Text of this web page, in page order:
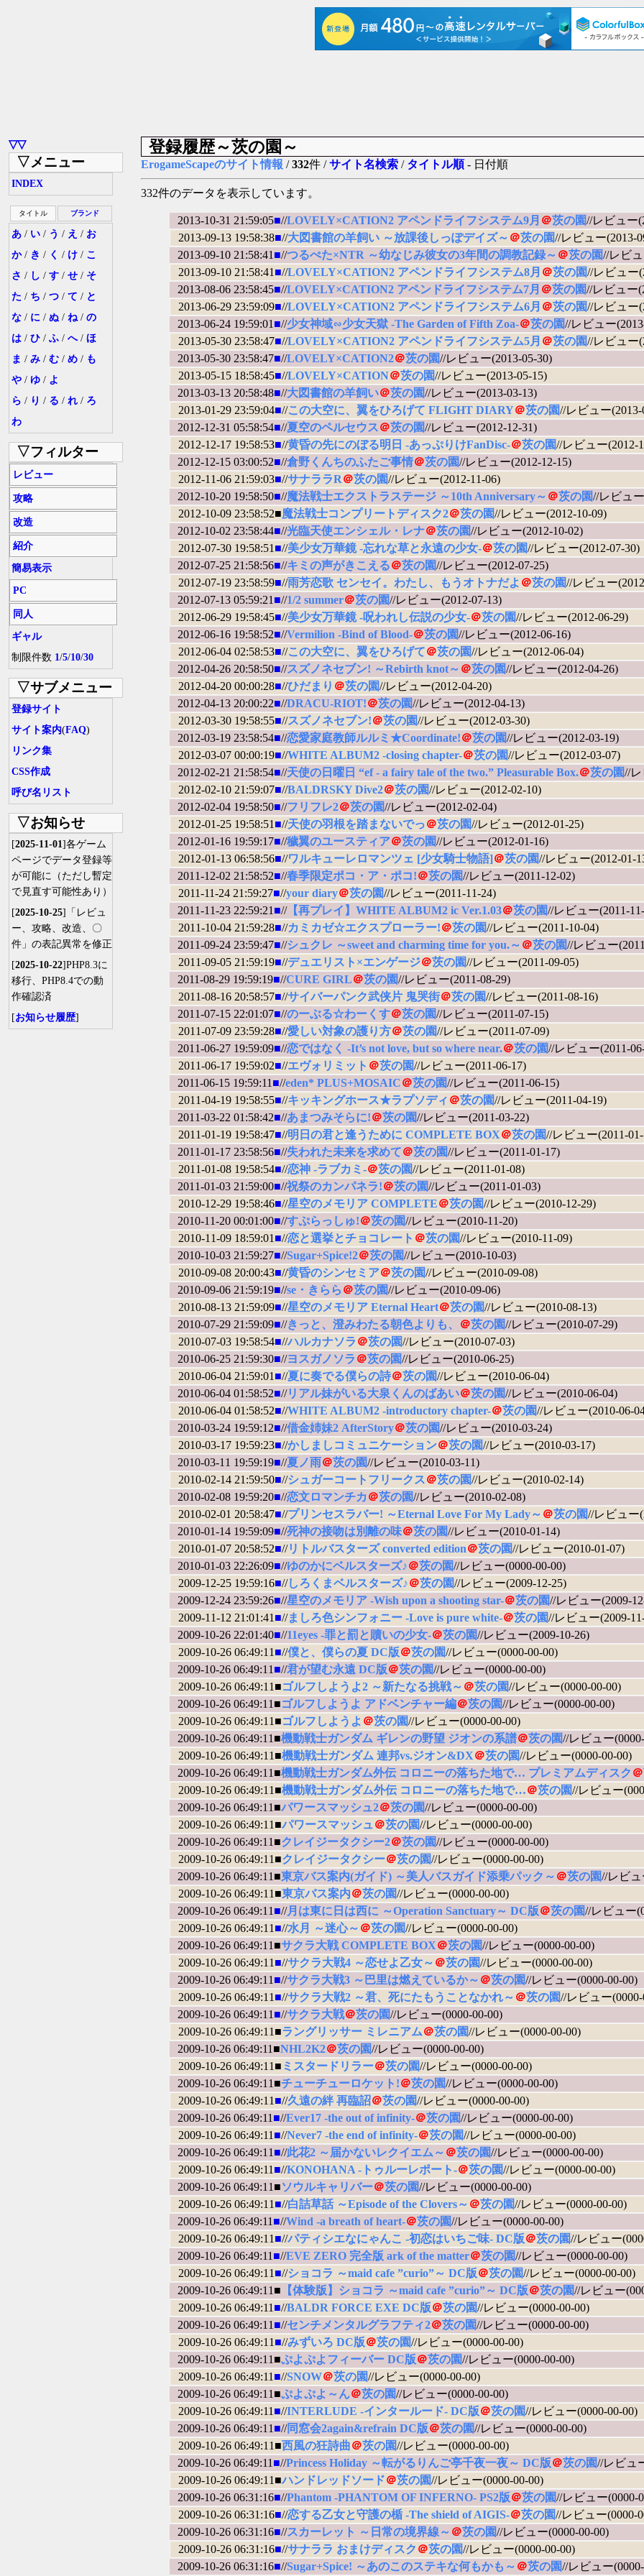
▽▽
▽メニュー
INDEX
タイトル ブランド
あ / い / う / え / お
か/ き / く / け / こ
さ / し / す / せ / そ
た / ち / つ / て / と
な / に / ぬ / ね / の
は / ひ / ふ / へ/ ほ
ま / み / む / め / も
や / ゆ / よ
ら / り / る / れ / ろ
わ
▽フィルター
レビュー
攻略
改造
紹介
簡易表示
PC
同人
ギャル
制限件数 1/5/10/30
▽サブメニュー
登録サイト
サイト案内(FAQ)
リンク集
CSS作成
呼び名リスト
▽お知らせ
[2025-11-01]各ゲーム
ページでデータ登録等
が可能に（ただし暫定
で見直す可能性あり）
[2025-10-25]「レビュ
ー、攻略、改造、〇
件」の表記異常を修正
[2025-10-22]PHP8.3に
移行、PHP8.4での動
作確認済
[お知らせ履歴]
登録履歴～茨の園～
ErogameScapeのサイト情報 /332件 /サイト名検索 / タイトル順- 日付順
332件のデータを表示しています。
2013-10-31 21:59:05■//LOVELY×CATION2 アペンドライフシステム9月 ＠茨の園//レビュー
2013-09-13 19:58:38■//大図書館の羊飼い ～放課後しっぽデイズ～ ＠茨の園//レビュー(2013-
2013-09-10 21:58:41 ■//つるぺた×NTR ～幼なじみ彼女の3年間の調教記録～ ＠茨の園//レビ
2013-09-10 21:58:41 ■//LOVELY×CATION2 アペンドライフシステム8月 ＠茨の園//レビュー
2013-08-06 23:58:45■//LOVELY×CATION2 アペンドライフシステム7月 ＠茨の園//レビュー
2013-06-29 23:59:09■//LOVELY×CATION2 アペンドライフシステム6月 ＠茨の園//レビュー
2013-06-24 19:59:01 ■//少女神域∽少女天獄 -The Garden of Fifth Zoa-＠茨の園//レビュー
2013-05-30 23:58:47■//LOVELY×CATION2 アペンドライフシステム5月 ＠茨の園//レビュー
2013-05-30 23:58:47■//LOVELY×CATION2＠茨の園//レビュー(2013-05-30)
2013-05-15 18:58:45■//LOVELY×CATION＠茨の園//レビュー(2013-05-15)
2013-03-13 20:58:48■//大図書館の羊飼い＠茨の園//レビュー(2013-03-13)
2013-01-29 23:59:04■//この大空に、翼をひろげて FLIGHT DIARY＠茨の園//レビュー(2013-
2012-12-31 05:58:54■//夏空のペルセウス＠茨の園//レビュー(2012-12-31)
2012-12-17 19:58:53■//黄昏の先にのぼる明日 -あっぷりけFanDisc-＠茨の園//レビュー(2012-
2012-12-15 03:00:52■//倉野くんちのふたご事情＠茨の園//レビュー(2012-12-15)
2012-11-06 21:59:03■//サナララR＠茨の園//レビュー(2012-11-06)
2012-10-20 19:58:50■//魔法戦士エクストラステージ ～10th Anniversary～ ＠茨の園//レビュ
2012-10-09 23:58:52■魔法戦士コンプリートディスク2＠茨の園//レビュー(2012-10-09)
2012-10-02 23:58:44■//光臨天使エンシェル・レナ＠茨の園//レビュー(2012-10-02)
2012-07-30 19:58:51 ■//美少女万華鏡 -忘れな草と永遠の少女-＠茨の園//レビュー(2012-07-30)
2012-07-25 21:58:56■//キミの声がきこえる＠茨の園//レビュー(2012-07-25)
2012-07-19 23:58:59■//雨芳恋歌 センセイ。わたし、もうオトナだよ ＠茨の園//レビュー
2012-07-13 05:59:21 ■//1/2 summer＠茨の園//レビュー(2012-07-13)
2012-06-29 19:58:45■//美少女万華鏡 -呪われし伝説の少女-＠茨の園//レビュー(2012-06-29)
2012-06-16 19:58:52■//Vermilion -Bind of Blood-＠茨の園//レビュー(2012-06-16)
2012-06-04 02:58:53■//この大空に、翼をひろげて＠茨の園//レビュー(2012-06-04)
2012-04-26 20:58:50■//スズノネセブン! ～Rebirth knot～ ＠茨の園//レビュー(2012-04-26)
2012-04-20 00:00:28■//ひだまり ＠茨の園//レビュー(2012-04-20)
2012-04-13 20:00:22■//DRACU-RIOT!＠茨の園//レビュー(2012-04-13)
2012-03-30 19:58:55■//スズノネセブン!＠茨の園//レビュー(2012-03-30)
2012-03-19 23:58:54■//恋愛家庭教師ルルミ★Coordinate!＠茨の園//レビュー(2012-03-19)
2012-03-07 00:00:19■//WHITE ALBUM2 -closing chapter-＠茨の園//レビュー(2012-03-07)
2012-02-21 21:58:54■//天使の日曜日 “ef - a fairy tale of the two.” Pleasurable Box.＠茨の園//レ
2012-02-10 21:59:07■//BALDRSKY Dive2＠茨の園//レビュー(2012-02-10)
2012-02-04 19:58:50■//フリフレ2＠茨の園//レビュー(2012-02-04)
2012-01-25 19:58:51 ■//天使の羽根を踏まないでっ＠茨の園//レビュー(2012-01-25)
2012-01-16 19:59:17■//穢翼のユースティア＠茨の園//レビュー(2012-01-16)
2012-01-13 06:58:56■//ワルキューレロマンツェ [少女騎士物語]＠茨の園//レビュー(2012-01-
2011-12-02 21:58:52■//春季限定ポコ・ア・ポコ!＠茨の園//レビュー(2011-12-02)
2011-11-24 21:59:27■//your diary＠茨の園//レビュー(2011-11-24)
2011-11-23 22:59:21 ■//【再プレイ】WHITE ALBUM2 ic Ver.1.03＠茨の園//レビュー(2011-
2011-10-04 21:59:28■//カミカゼ☆エクスプローラー!＠茨の園//レビュー(2011-10-04)
2011-09-24 23:59:47■//シュクレ ～sweet and charming time for you.～ ＠茨の園//レビュー
2011-09-05 21:59:19■//デュエリスト×エンゲージ＠茨の園//レビュー(2011-09-05)
2011-08-29 19:59:19■//CURE GIRL＠茨の園//レビュー(2011-08-29)
2011-08-16 20:58:57■//サイバーパンク武侠片 鬼哭街＠茨の園//レビュー(2011-08-16)
2011-07-15 22:01:07■//のーぶる☆わーくす＠茨の園//レビュー(2011-07-15)
2011-07-09 23:59:28■//愛しい対象の護り方＠茨の園//レビュー(2011-07-09)
2011-06-27 19:59:09■//恋ではなく -It’s not love, but so where near.＠茨の園//レビュー(2011-
2011-06-17 19:59:02■//エヴォリミット ＠茨の園//レビュー(2011-06-17)
2011-06-15 19:59:11 ■//eden* PLUS+MOSAIC＠茨の園//レビュー(2011-06-15)
2011-04-19 19:58:55■//キッキングホース★ラプソディ ＠茨の園//レビュー(2011-04-19)
2011-03-22 01:58:42■//あまつみそらに!＠茨の園//レビュー(2011-03-22)
2011-01-19 19:58:47■//明日の君と逢うために COMPLETE BOX＠茨の園//レビュー(2011-
2011-01-17 23:58:56■//失われた未来を求めて＠茨の園//レビュー(2011-01-17)
2011-01-08 19:58:54■//恋神 ‐ラブカミ‐＠茨の園//レビュー(2011-01-08)
2011-01-03 21:59:00■//祝祭のカンパネラ!＠茨の園//レビュー(2011-01-03)
2010-12-29 19:58:46■//星空のメモリア COMPLETE＠茨の園//レビュー(2010-12-29)
2010-11-20 00:01:00■//すぷらっしゅ!＠茨の園//レビュー(2010-11-20)
2010-11-09 18:59:01 ■//恋と選挙とチョコレート ＠茨の園//レビュー(2010-11-09)
2010-10-03 21:59:27■//Sugar+Spice!2＠茨の園//レビュー(2010-10-03)
2010-09-08 20:00:43■//黄昏のシンセミア＠茨の園//レビュー(2010-09-08)
2010-09-06 21:59:19■//se・きらら ＠茨の園//レビュー(2010-09-06)
2010-08-13 21:59:09■//星空のメモリア Eternal Heart＠茨の園//レビュー(2010-08-13)
2010-07-29 21:59:09■//きっと、澄みわたる朝色よりも、 ＠茨の園//レビュー(2010-07-29)
2010-07-03 19:58:54■//ハルカナソラ ＠茨の園//レビュー(2010-07-03)
2010-06-25 21:59:30■//ヨスガノソラ ＠茨の園//レビュー(2010-06-25)
2010-06-04 21:59:01 ■//夏に奏でる僕らの詩＠茨の園//レビュー(2010-06-04)
2010-06-04 01:58:52■//リアル妹がいる大泉くんのばあい＠茨の園//レビュー(2010-06-04)
2010-06-04 01:58:52■//WHITE ALBUM2 -introductory chapter-＠茨の園//レビュー(2010-06-
2010-03-24 19:59:12■//借金姉妹2 AfterStory＠茨の園//レビュー(2010-03-24)
2010-03-17 19:59:23■//かしましコミュニケーション＠茨の園//レビュー(2010-03-17)
2010-03-11 19:59:19■//夏ノ雨＠茨の園//レビュー(2010-03-11)
2010-02-14 21:59:50■//シュガーコートフリークス＠茨の園//レビュー(2010-02-14)
2010-02-08 19:59:20■//恋文ロマンチカ ＠茨の園//レビュー(2010-02-08)
2010-02-01 20:58:47■//プリンセスラバー! ～Eternal Love For My Lady～ ＠茨の園//レビュー
2010-01-14 19:59:09■//死神の接吻は別離の味＠茨の園//レビュー(2010-01-14)
2010-01-07 20:58:52■//リトルバスターズ converted edition＠茨の園//レビュー(2010-01-07)
2010-01-03 22:26:09■//ゆのかにベルスターズ♪＠茨の園//レビュー(0000-00-00)
2009-12-25 19:59:16■//しろくまベルスターズ♪＠茨の園//レビュー(2009-12-25)
2009-12-24 23:59:26■//星空のメモリア -Wish upon a shooting star-＠茨の園//レビュー(2009-
2009-11-12 21:01:41 ■//ましろ色シンフォニー -Love is pure white-＠茨の園//レビュー(2009-
2009-10-26 22:01:40■//11eyes -罪と罰と贖いの少女-＠茨の園//レビュー(2009-10-26)
2009-10-26 06:49:11 ■//僕と、僕らの夏 DC版＠茨の園//レビュー(0000-00-00)
2009-10-26 06:49:11 ■//君が望む永遠 DC版＠茨の園//レビュー(0000-00-00)
2009-10-26 06:49:11■ゴルフしようよ2 ～新たなる挑戦～ ＠茨の園//レビュー(0000-00-00)
2009-10-26 06:49:11■ゴルフしようよ アドベンチャー編＠茨の園//レビュー(0000-00-00)
2009-10-26 06:49:11■ゴルフしようよ ＠茨の園//レビュー(0000-00-00)
2009-10-26 06:49:11■機動戦士ガンダム ギレンの野望 ジオンの系譜＠茨の園//レビュー
2009-10-26 06:49:11■機動戦士ガンダム 連邦vs.ジオン&DX＠茨の園//レビュー(0000-00-00)
2009-10-26 06:49:11■機動戦士ガンダム外伝 コロニーの落ちた地で… プレミアムディスク ＠
2009-10-26 06:49:11■機動戦士ガンダム外伝 コロニーの落ちた地で…＠茨の園//レビュー
2009-10-26 06:49:11■パワースマッシュ2＠茨の園//レビュー(0000-00-00)
2009-10-26 06:49:11■パワースマッシュ ＠茨の園//レビュー(0000-00-00)
2009-10-26 06:49:11■クレイジータクシー2＠茨の園//レビュー(0000-00-00)
2009-10-26 06:49:11■クレイジータクシー＠茨の園//レビュー(0000-00-00)
2009-10-26 06:49:11■東京バス案内(ガイド) ～美人バスガイド添乗パック～ ＠茨の園//レビュ
2009-10-26 06:49:11■東京バス案内＠茨の園//レビュー(0000-00-00)
2009-10-26 06:49:11 ■//月は東に日は西に ～Operation Sanctuary～ DC版＠茨の園//レビュー
2009-10-26 06:49:11 ■//水月 ～迷心～ ＠茨の園//レビュー(0000-00-00)
2009-10-26 06:49:11■サクラ大戦 COMPLETE BOX＠茨の園//レビュー(0000-00-00)
2009-10-26 06:49:11 ■//サクラ大戦4 ～恋せよ乙女～ ＠茨の園//レビュー(0000-00-00)
2009-10-26 06:49:11 ■//サクラ大戦3 ～巴里は燃えているか～ ＠茨の園//レビュー(0000-00-00)
2009-10-26 06:49:11 ■//サクラ大戦2 ～君、死にたもうことなかれ～ ＠茨の園//レビュー(0000-
2009-10-26 06:49:11 ■//サクラ大戦＠茨の園//レビュー(0000-00-00)
2009-10-26 06:49:11■ラングリッサー ミレニアム＠茨の園//レビュー(0000-00-00)
2009-10-26 06:49:11■NHL2K2＠茨の園//レビュー(0000-00-00)
2009-10-26 06:49:11■ ミスタードリラー＠茨の園//レビュー(0000-00-00)
2009-10-26 06:49:11■チューチューロケット!＠茨の園//レビュー(0000-00-00)
2009-10-26 06:49:11 ■//久遠の絆 再臨詔＠茨の園//レビュー(0000-00-00)
2009-10-26 06:49:11 ■//Ever17 -the out of infinity-＠茨の園//レビュー(0000-00-00)
2009-10-26 06:49:11 ■//Never7 -the end of infinity-＠茨の園//レビュー(0000-00-00)
2009-10-26 06:49:11 ■//此花2 ～届かないレクイエム～ ＠茨の園//レビュー(0000-00-00)
2009-10-26 06:49:11 ■//KONOHANA -トゥルーレポート-＠茨の園//レビュー(0000-00-00)
2009-10-26 06:49:11■ソウルキャリバー＠茨の園//レビュー(0000-00-00)
2009-10-26 06:49:11 ■//白詰草話 ～Episode of the Clovers～ ＠茨の園//レビュー(0000-00-00)
2009-10-26 06:49:11 ■//Wind -a breath of heart-＠茨の園//レビュー(0000-00-00)
2009-10-26 06:49:11 ■//パティシエなにゃんこ -初恋はいちご味- DC版＠茨の園//レビュー
2009-10-26 06:49:11 ■//EVE ZERO 完全版 ark of the matter＠茨の園//レビュー(0000-00-00)
2009-10-26 06:49:11 ■//ショコラ ～maid cafe ”curio”～ DC版＠茨の園//レビュー(0000-00-00)
2009-10-26 06:49:11■ 【体験版】ショコラ ～maid cafe ”curio”～ DC版＠茨の園//レビュー
2009-10-26 06:49:11 ■//BALDR FORCE EXE DC版＠茨の園//レビュー(0000-00-00)
2009-10-26 06:49:11 ■//センチメンタルグラフティ2＠茨の園//レビュー(0000-00-00)
2009-10-26 06:49:11 ■//みずいろ DC版＠茨の園//レビュー(0000-00-00)
2009-10-26 06:49:11■ぷよぷよフィーバー DC版＠茨の園//レビュー(0000-00-00)
2009-10-26 06:49:11 ■//SNOW＠茨の園//レビュー(0000-00-00)
2009-10-26 06:49:11■ぷよぷよ～ん＠茨の園//レビュー(0000-00-00)
2009-10-26 06:49:11 ■//INTERLUDE -インタールード- DC版＠茨の園//レビュー(0000-00-00)
2009-10-26 06:49:11 ■//同窓会2again&refrain DC版＠茨の園//レビュー(0000-00-00)
2009-10-26 06:49:11■西風の狂詩曲＠茨の園//レビュー(0000-00-00)
2009-10-26 06:49:11 ■//Princess Holiday ～転がるりんご亭千夜一夜～ DC版＠茨の園//レビュ
2009-10-26 06:49:11■ハンドレッドソード＠茨の園//レビュー(0000-00-00)
2009-10-26 06:31:16■//Phantom -PHANTOM OF INFERNO- PS2版＠茨の園//レビュー(0000-
2009-10-26 06:31:16■//恋する乙女と守護の楯 -The shield of AIGIS-＠茨の園//レビュー(0000-
2009-10-26 06:31:16■//スカーレット ～日常の境界線～ ＠茨の園//レビュー(0000-00-00)
2009-10-26 06:31:16■//サナララ おまけディスク ＠茨の園//レビュー(0000-00-00)
2009-10-26 06:31:16■//Sugar+Spice! ～あのこのステキな何もかも～ ＠茨の園//レビュー